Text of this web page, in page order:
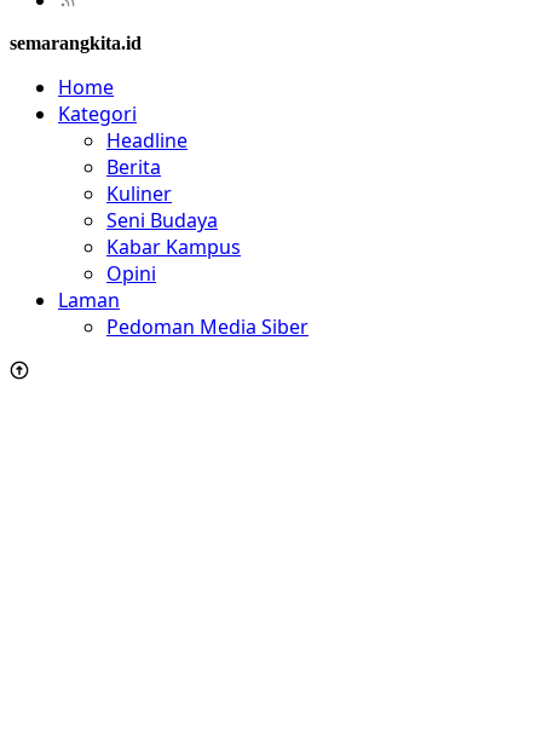
semarangkita.id
Home
Kategori
Headline
Berita
Kuliner
Seni Budaya
Kabar Kampus
Opini
Laman
Pedoman Media Siber